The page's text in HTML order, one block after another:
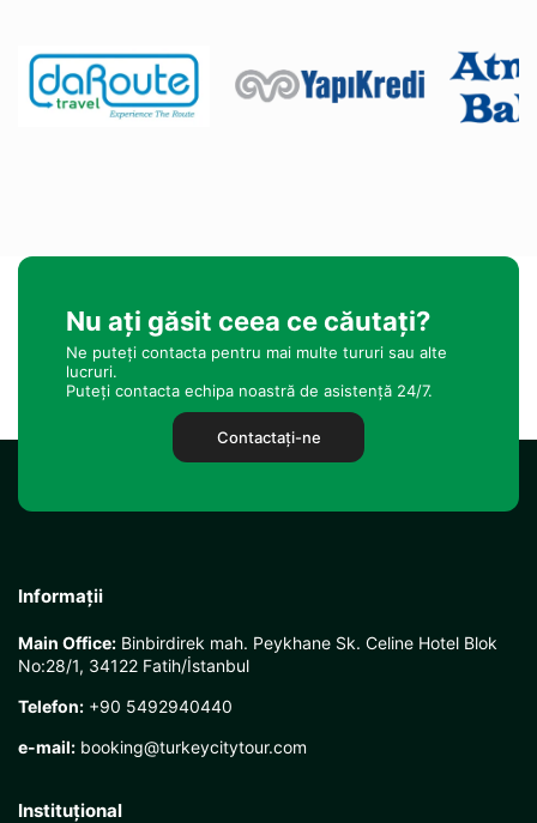
Nu ați găsit ceea ce căutați?
Ne puteți contacta pentru mai multe tururi sau alte
lucruri.
Puteți contacta echipa noastră de asistență 24/7.
Contactaţi-ne
Informații
Main Office: Binbirdirek mah. Peykhane Sk. Celine Hotel Blok
No:28/1, 34122 Fatih/İstanbul
Telefon: +90 5492940440
e-mail: booking@turkeycitytour.com
Instituţional